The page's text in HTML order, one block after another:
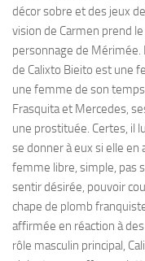
décor sobre et des jeux
vision de Carmen prend
personnage de Mérimée.
de Calixto Bieito est une
une femme de son
Frasquita et Mercedes,
une prostituée. Certes, il
se donner à eux si elle en
femme libre, simple, pas
sentir désirée, pouvoir
chape de plomb
affirmée en réaction à
rôle masculin principal,